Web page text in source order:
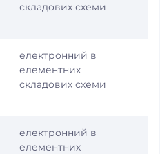
складових схеми
електронний в
елементних
складових схеми
електронний в
елементних